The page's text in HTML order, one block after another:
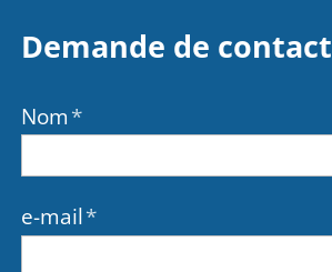
Demande de contact
Nom*
e-mail*